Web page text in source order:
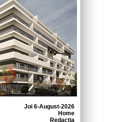
Joi 6-August-2026
Home
Redactia